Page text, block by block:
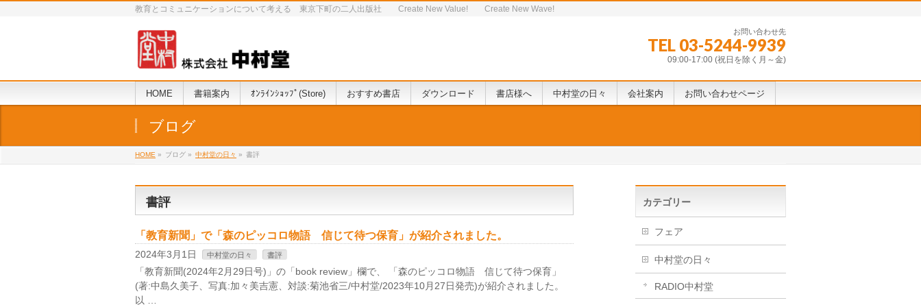
教育とコミュニケーションについて考える 東京下町の二人出版社 Create New Value! Create New Wave!
お問い合わせ先
TEL 03-5244-9939
09:00-17:00 (祝日を除く月～金)
HOME 書籍案内 ｵﾝﾗｲﾝｼｮｯﾌﾟ(Store) おすすめ書店 ダウンロード 書店様へ 中村堂の日々 会社案内 お問い合わせページ
ブログ
HOME » ブログ » 中村堂の日々 » 書評
書評
「教育新聞」で「森のピッコロ物語 信じて待つ保育」が紹介されました。
2024年3月1日 中村堂の日々 書評
「教育新聞(2024年2月29日号)」の「book review」欄で、 「森のピッコロ物語 信じて待つ保育」
(著:中島久美子、写真:加々美吉憲、対談:菊池省三/中村堂/2023年10月27日発売)が紹介されました。
以 …
カテゴリー
フェア
中村堂の日々
RADIO中村堂